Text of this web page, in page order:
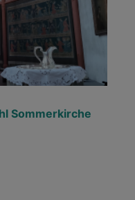
Sommerkirche